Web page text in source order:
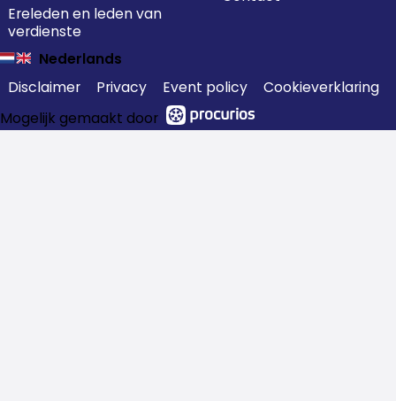
Ereleden en leden van
verdienste
Nederlands
Disclaimer
Privacy Event policy
Cookieverklaring
Mogelijk gemaakt door